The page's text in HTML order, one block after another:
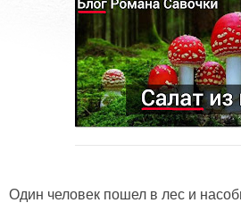
Один человек пошел в лес и